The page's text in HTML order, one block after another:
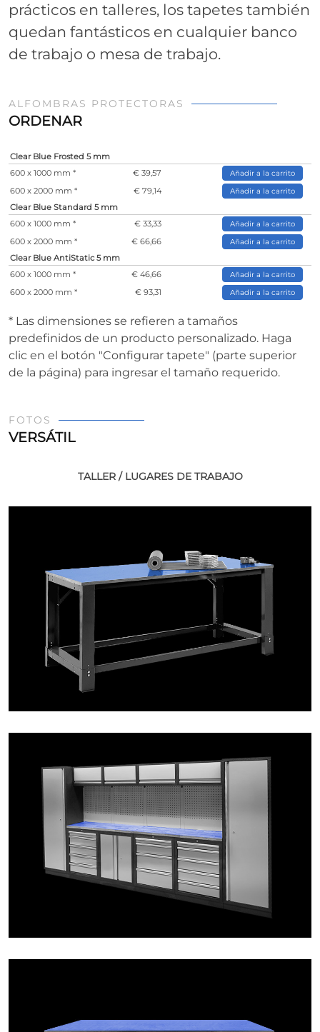
prácticos en talleres, los tapetes también
quedan fantásticos en cualquier banco
de trabajo o mesa de trabajo.
ALFOMBRAS PROTECTORAS
ORDENAR
Clear Blue Frosted 5 mm
600 x 1000 mm *
€ 39,57 Añadir a la carrito
600 x 2000 mm * € 79,14 Añadir a la carrito
Clear Blue Standard 5 mm
600 x 1000 mm *
€ 33,33 Añadir a la carrito
600 x 2000 mm * € 66,66 Añadir a la carrito
Clear Blue AntiStatic 5 mm
600 x 1000 mm *
€ 46,66 Añadir a la carrito
600 x 2000 mm * € 93,31 Añadir a la carrito
* Las dimensiones se refieren a tamaños
predefinidos de un producto personalizado. Haga
clic en el botón "Configurar tapete" (parte superior
de la página) para ingresar el tamaño requerido.
FOTOS
VERSÁTIL
TALLER / LUGARES DE TRABAJO